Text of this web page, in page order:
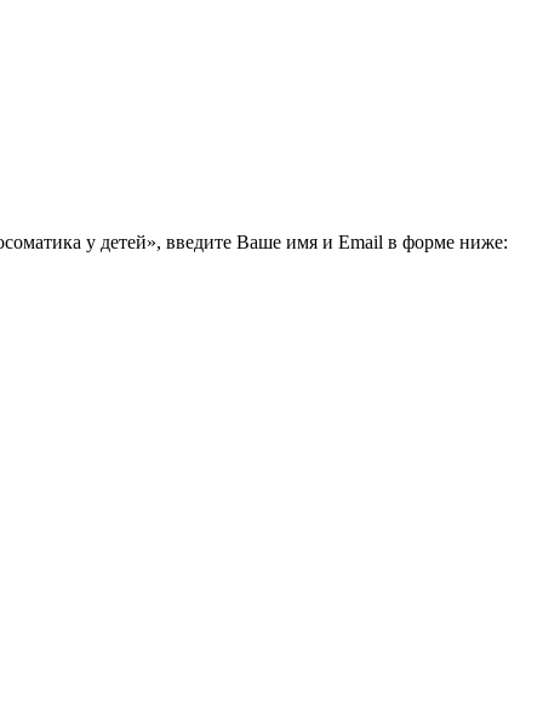
у детей», введите Ваше имя и Email в форме ниже: